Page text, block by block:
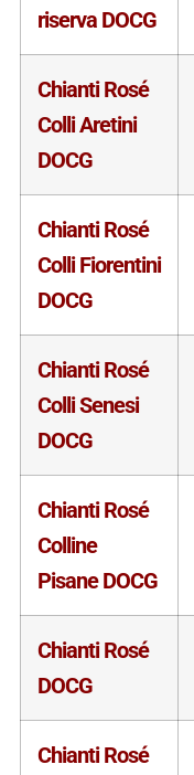
riserva DOCG
Chianti Rosé
Colli Aretini
DOCG
Chianti Rosé
Colli Fiorentini
DOCG
Chianti Rosé
Colli Senesi
DOCG
Chianti Rosé
Colline
Pisane DOCG
Chianti Rosé
DOCG
Chianti Rosé